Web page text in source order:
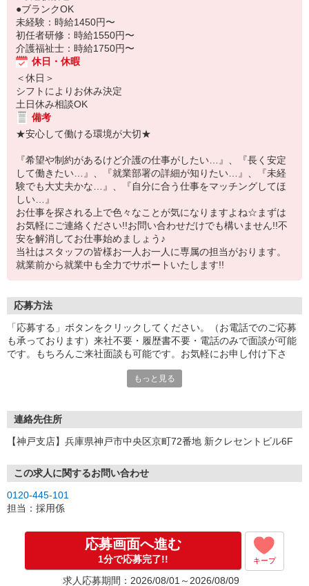
●ブランクOK
未経験：時給1450円〜
初任者研修：時給1550円〜
介護福祉士：時給1750円〜
休日・休暇
＜休日＞
シフトによりお休み決定
土日休み相談OK
備考
★安心して働ける環境が大切★
『希望や制約があるけど介護の仕事がしたい…』、『長く安定
して働きたい…』、『就業部署の詳細が知りたい…』、『未経
験でも大丈夫かな…』、『自分に合う仕事をマッチングしてほ
しい…』
お仕事を探される上で色々なことが気になりますよね☆まずは
お気軽にご連絡ください!!お問い合わせだけでも構いません!!不
安を解消してお仕事始めましょう♪
当社はスタッフの皆様お一人お一人に専属の担当がおります。
就業前から就業中も全力でサポートいたします!!
応募方法
「応募する」ボタンをクリックしてください。（お電話でのご応募
も承っております）来社不要・履歴書不要・電話のみで面談が可能
です。もちろんご来社面談も可能です。お気軽にお申し付け下さ
もっと見る
連絡先住所
【神戸支店】兵庫県神戸市中央区京町72番地 新クレセントビル6F
この求人に関するお問い合わせ
0120-445-101
担当：採用係
応募画面へ進む
1分で応募完了!! キープ
求人応募期間：2026/08/01～2026/08/09